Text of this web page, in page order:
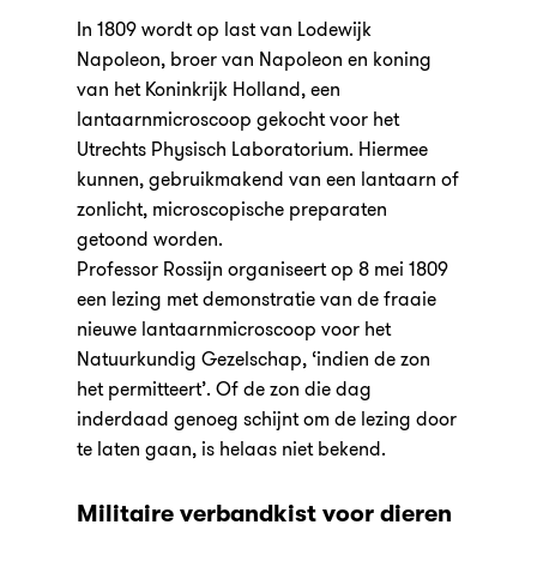
In 1809 wordt op last van Lodewijk
Napoleon, broer van Napoleon en koning
van het Koninkrijk Holland, een
lantaarnmicroscoop gekocht voor het
Utrechts Physisch Laboratorium. Hiermee
kunnen, gebruikmakend van een lantaarn of
zonlicht, microscopische preparaten
getoond worden.
Professor Rossijn organiseert op 8 mei 1809
een lezing met demonstratie van de fraaie
nieuwe lantaarnmicroscoop voor het
Natuurkundig Gezelschap, ‘indien de zon
het permitteert’. Of de zon die dag
inderdaad genoeg schijnt om de lezing door
te laten gaan, is helaas niet bekend.
Militaire verbandkist voor dieren